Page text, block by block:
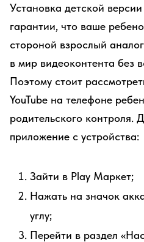
Установка детской
гарантии, что ваше
стороной взрослый
в мир видеоконтента без
Поэтому стоит
YouTube на телефоне
родительского контроля.
приложение с устройства:
Зайти в Play Маркет;
Нажать на значок
углу;
Перейти в раздел